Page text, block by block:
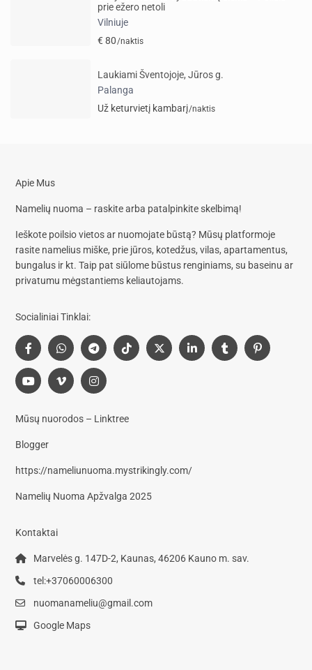
prie ežero netoli
Vilniuje
€ 80/naktis
Laukiami Šventojoje, Jūros g.
Palanga
Už keturvietį kambarį/naktis
Apie Mus
Namelių nuoma – raskite arba patalpinkite skelbimą!
Ieškote poilsio vietos ar nuomojate būstą? Mūsų platformoje
rasite namelius miške, prie jūros, kotedžus, vilas, apartamentus,
bungalus ir kt. Taip pat siūlome būstus renginiams, su baseinu ar
privatumu mėgstantiems keliautojams.
Socialiniai Tinklai:
Mūsų nuorodos – Linktree
Blogger
https://nameliunuoma.mystrikingly.com/
Namelių Nuoma Apžvalga 2025
Kontaktai
Marvelės g. 147D-2, Kaunas, 46206 Kauno m. sav.
tel:+37060006300
nuomanameliu@gmail.com
Google Maps